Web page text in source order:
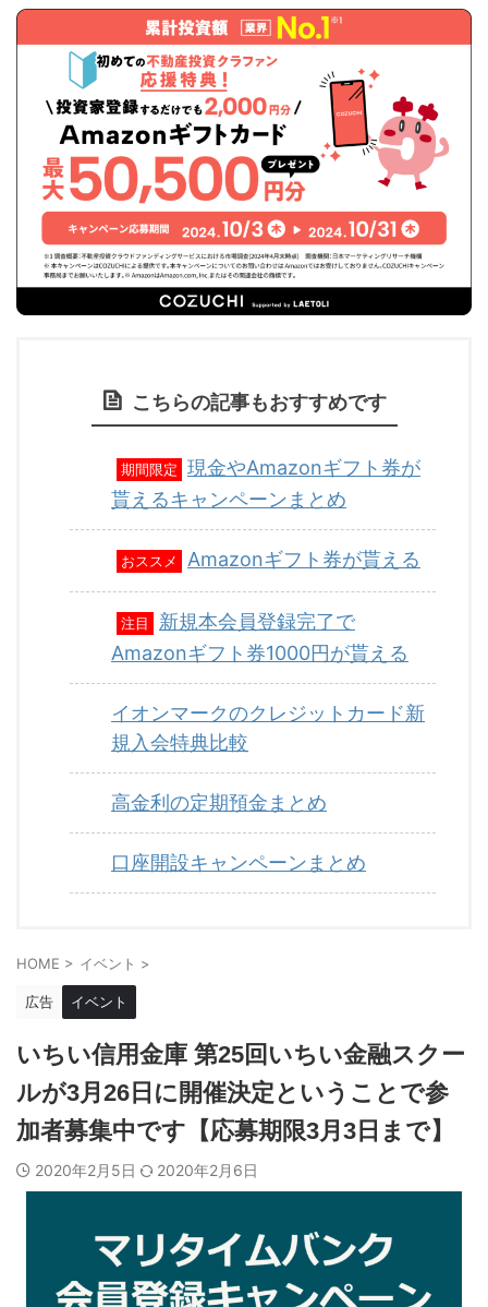
こちらの記事もおすすめです
期間限定
現金やAmazonギフト券が
貰えるキャンペーンまとめ
おススメ Amazonギフト券が貰える
注目
新規本会員登録完了で
Amazonギフト券1000円が貰える
イオンマークのクレジットカード新
規入会特典比較
高金利の定期預金まとめ
口座開設キャンペーンまとめ
HOME > イベント >
広告 イベント
いちい信用金庫 第25回いちい金融スクー
ルが3月26日に開催決定ということで参
加者募集中です【応募期限3月3日まで】
2020年2月5日 2020年2月6日